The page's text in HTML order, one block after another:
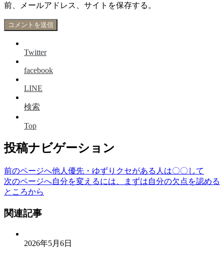
前、メールアドレス、サイトを保存する。
Twitter
facebook
LINE
検索
Top
投稿ナビゲーション
前のページへ他人優先・ゆずりクセがある人は〇〇して
次のページへ自分を変えるには、まずは自分の欠点を認める
ところから
関連記事
2026年5月6日